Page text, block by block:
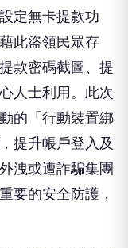
定無卡提款功
此盜領民眾存
款密碼截圖、提
人士利用。此次
的「行動裝置綁
提升帳戶登入及
洩或遭詐騙集團
要的安全防護，